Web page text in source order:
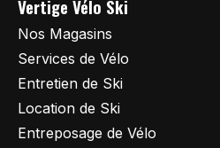
Vertige Vélo Ski
Nos Magasins
Services de Vélo
Entretien de Ski
Location de Ski
Entreposage de Vélo